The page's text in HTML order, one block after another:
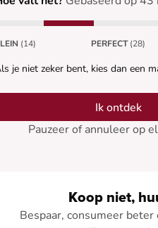
(14) PERFECT (28)
je niet zeker bent, kies dan een
Ik ontdek
Pauzeer of annuleer op
Koop niet,
Bespaar, consumeer beter